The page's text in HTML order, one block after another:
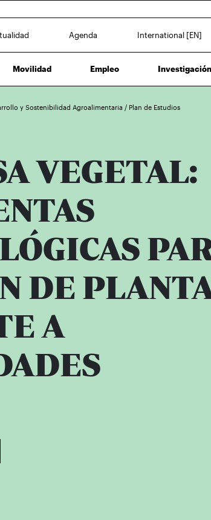
Agenda International [EN]
Movilidad Empleo Investigación
y Sostenibilidad Agroalimentaria / Plan de Estudios
VEGETAL:
DE
A